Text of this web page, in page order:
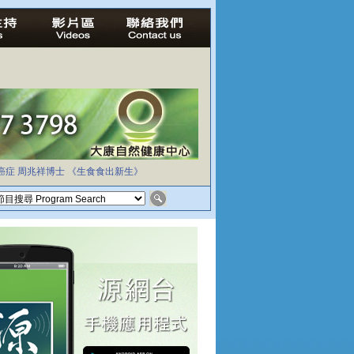
症 周兆祥博士 《生食食出新生》